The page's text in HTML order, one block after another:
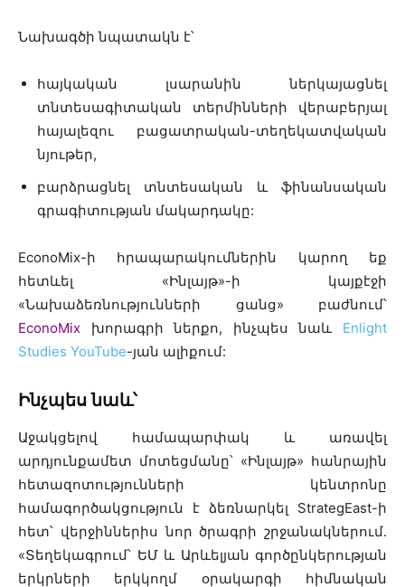
Նախագծի նպատակն է՝
հայկական լսարանին ներկայացնել
տնտեսագիտական տերմինների վերաբերյալ
հայալեզու բացատրական-տեղեկատվական
նյութեր,
բարձրացնել տնտեսական և ֆինանսական
գրագիտության մակարդակը:
EconoMix-ի հրապարակումներին կարող եք
հետևել «Ինլայթ»-ի կայքէջի
«Նախաձեռնությունների ցանց» բաժնում՝
EconoMix խորագրի ներքո, ինչպես նաև Enlight
Studies YouTube-յան ալիքում:
Ինչպես նաև՝
Աջակցելով համապարփակ և առավել
արդյունքամետ մոտեցմանը՝ «Ինլայթ» հանրային
հետազոտությունների կենտրոնը
համագործակցություն է ձեռնարկել StrategEast-ի
հետ՝ վերջիններիս նոր ծրագրի շրջանակներում․
«Տեղեկագրում՝ ԵՄ և Արևելյան գործընկերության
երկրների երկկողմ օրակարգի հիմնական